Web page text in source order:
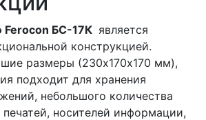
Ferocon БС-17К является
конструкцией.
размеры (230х170х170 мм),
подходит для хранения
небольшого количества
печатей, носителей информации,